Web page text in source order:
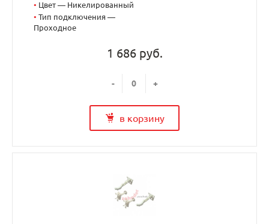
• Цвет — Никелированный
• Тип подключения —
Проходное
1 686 руб.
- +
в корзину